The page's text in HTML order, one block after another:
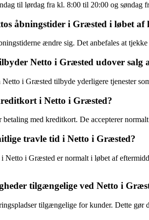
til lørdag fra kl. 8:00 til 20:00 og søndag
åbningstider i Græsted i løbet af
ændre sig. Det anbefales at
Netto i Græsted udover salg
i Græsted tilbyde yderligere tjenester
i Netto i Græsted?
betaling med kreditkort. De accepterer
travle tid i Netto i Græsted?
Netto i Græsted er normalt i løbet af
tilgængelige ved Netto i
tilgængelige for kunder. Dette gør